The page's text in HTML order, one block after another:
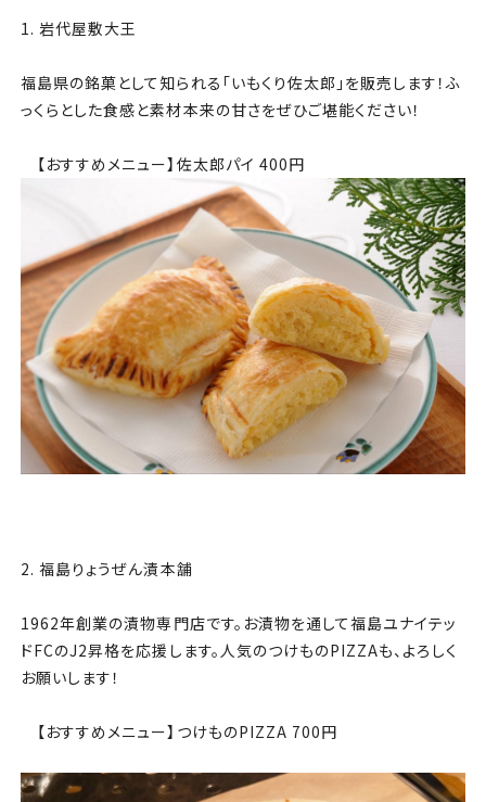
1. 岩代屋敷大王
福島県の銘菓として知られる「いもくり佐太郎」を販売します！ふ
っくらとした食感と素材本来の甘さをぜひご堪能ください！
【おすすめメニュー】佐太郎パイ 400円
2. 福島りょうぜん漬本舗
1962年創業の漬物専門店です。お漬物を通して福島ユナイテッ
ドFCのJ2昇格を応援します。人気のつけものPIZZAも、よろしく
お願いします！
【おすすめメニュー】つけものPIZZA 700円